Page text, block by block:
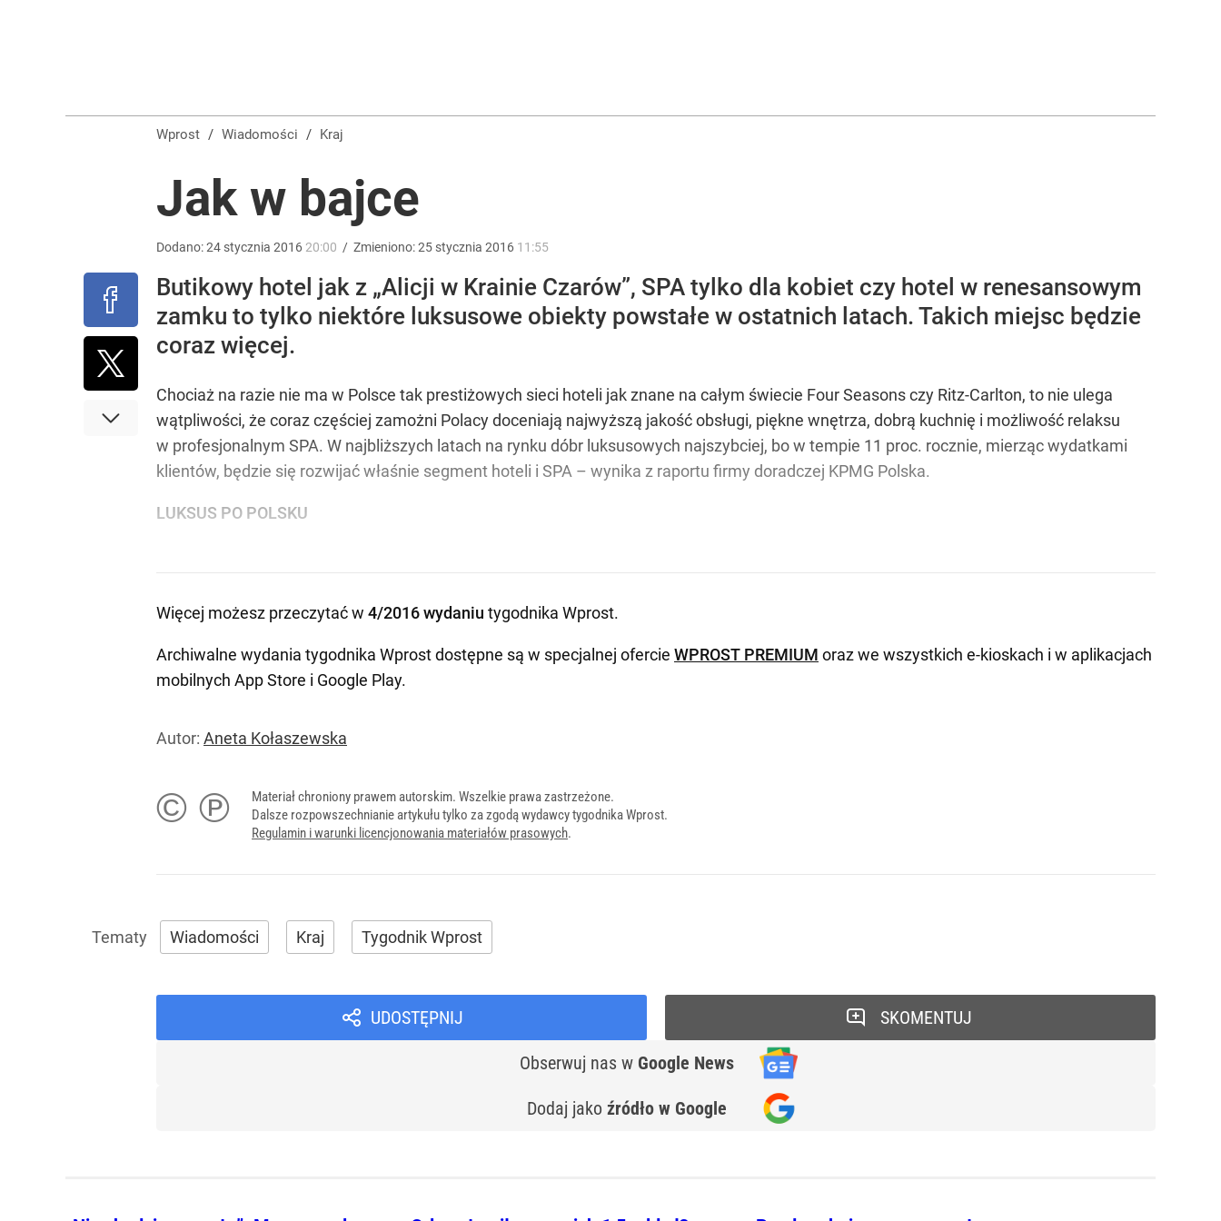
Tego sondażu premier nie może zlekceważyć. Polacy o przywróceniu CPN
Masowe zatrucia nad polskim morzem. Wprowadzono kwarantannę
Wprost / Wiadomości / Kraj
Jak w bajce
Dodano:24 stycznia 2016 20:00 / Zmieniono:25 stycznia 2016 11:55
Butikowy hotel jak z „Alicji w Krainie Czarów”, SPA tylko dla kobiet czy hotel w renesansowym
zamku to tylko niektóre luksusowe obiekty powstałe w ostatnich latach. Takich miejsc będzie
coraz więcej.
Chociaż na razie nie ma w Polsce tak prestiżowych sieci hoteli jak znane na całym świecie Four Seasons czy Ritz-Carlton, to nie ulega
wątpliwości, że coraz częściej zamożni Polacy doceniają najwyższą jakość obsługi, piękne wnętrza, dobrą kuchnię i możliwość relaksu
w profesjonalnym SPA. W najbliższych latach na rynku dóbr luksusowych najszybciej, bo w tempie 11 proc. rocznie, mierząc wydatkami
klientów, będzie się rozwijać właśnie segment hoteli i SPA – wynika z raportu firmy doradczej KPMG Polska.
LUKSUS PO POLSKU
Więcej możesz przeczytać w 4/2016 wydaniu tygodnika Wprost.
Archiwalne wydania tygodnika Wprost dostępne są w specjalnej ofercie WPROST PREMIUM oraz we wszystkich e-kioskach i w aplikacjach
mobilnych App Store i Google Play.
Autor: Aneta Kołaszewska
© ℗
Materiał chroniony prawem autorskim. Wszelkie prawa zastrzeżone.
Dalsze rozpowszechnianie artykułu tylko za zgodą wydawcy tygodnika Wprost.
Regulamin i warunki licencjonowania materiałów prasowych.
Wiadomości Kraj Tygodnik Wprost
UDOSTĘPNIJ
Obserwuj nas w Google News
Dodaj jako źródło w Google
SKOMENTUJ